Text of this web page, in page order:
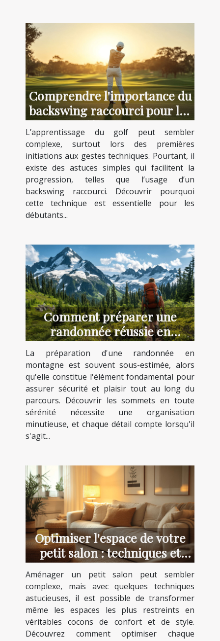
Comprendre l'importance du
backswing raccourci pour les
débutants
L’apprentissage du golf peut sembler
complexe, surtout lors des premières
initiations aux gestes techniques. Pourtant, il
existe des astuces simples qui facilitent la
progression, telles que l’usage d’un
backswing raccourci. Découvrir pourquoi
cette technique est essentielle pour les
débutants...
Comment préparer une
randonnée réussie en
montagne ?
La préparation d'une randonnée en
montagne est souvent sous-estimée, alors
qu'elle constitue l'élément fondamental pour
assurer sécurité et plaisir tout au long du
parcours. Découvrir les sommets en toute
sérénité nécessite une organisation
minutieuse, et chaque détail compte lorsqu'il
s'agit...
Optimiser l'espace de votre
petit salon : techniques et
astuces
Aménager un petit salon peut sembler
complexe, mais avec quelques techniques
astucieuses, il est possible de transformer
même les espaces les plus restreints en
véritables cocons de confort et de style.
Découvrez comment optimiser chaque